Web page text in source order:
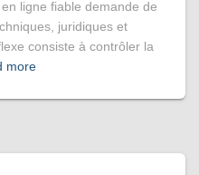
ligne fiable demande de
juridiques et
consiste à contrôler la
more